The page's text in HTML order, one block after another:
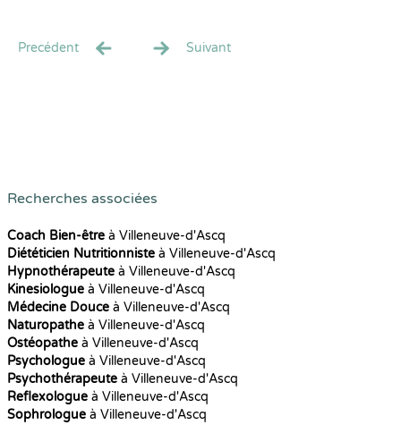
Precédent Suivant
Recherches associées
Coach Bien-être à Villeneuve-d'Ascq
Diététicien Nutritionniste à Villeneuve-d'Ascq
Hypnothérapeute à Villeneuve-d'Ascq
Kinesiologue à Villeneuve-d'Ascq
Médecine Douce à Villeneuve-d'Ascq
Naturopathe à Villeneuve-d'Ascq
Ostéopathe à Villeneuve-d'Ascq
Psychologue à Villeneuve-d'Ascq
Psychothérapeute à Villeneuve-d'Ascq
Reflexologue à Villeneuve-d'Ascq
Sophrologue à Villeneuve-d'Ascq